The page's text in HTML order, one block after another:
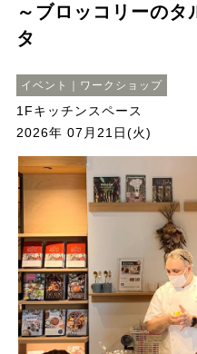
～ブロッコリーのタ
タ
イベント｜ワークショップ
1Fキッチンスペース
2026年 07月21日(火)